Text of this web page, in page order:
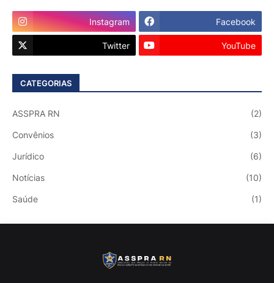
Instagram Facebook
Twitter YouTube
CATEGORIAS
ASSPRA RN (2)
Convênios (3)
Jurídico (6)
Notícias (10)
Saúde (1)